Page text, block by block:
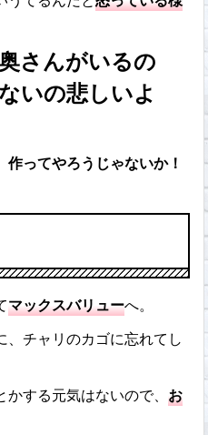
さんがいるの
いの悲しいよ
ってやろうじゃないか！
マックスバリューへ。
、チャリのカゴに忘れてし
かする元気はないので、お